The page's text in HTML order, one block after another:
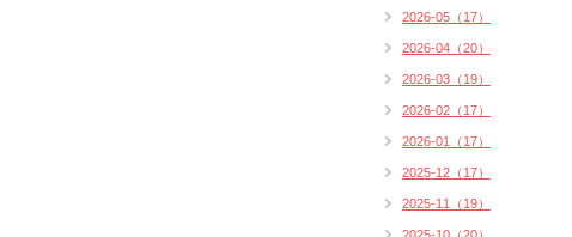
2026-05（17）
2026-04（20）
2026-03（19）
2026-02（17）
2026-01（17）
2025-12（17）
2025-11（19）